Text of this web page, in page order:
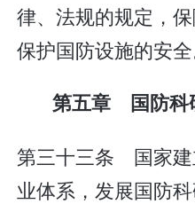
律、法规的规定，
保护国防设施的安全
第五章 国防科
第三十三条 国家建
业体系，发展国防